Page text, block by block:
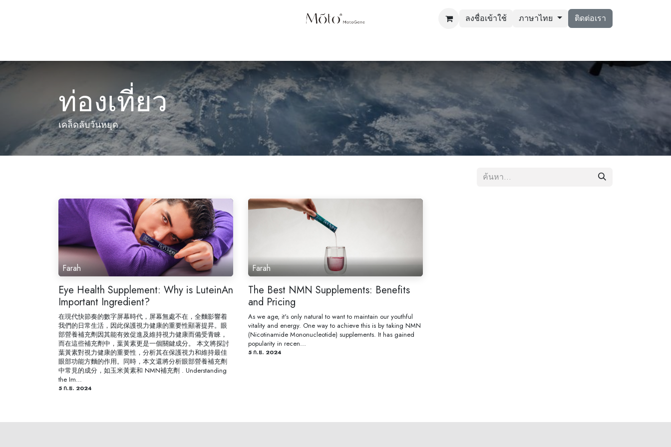
ลงชื่อเข้าใช้
ภาษาไทย ติดต่อเรา
ท่องเที่ยว
เคล็ดลับวันหยุด
Farah
Eye Health Supplement: Why is LuteinAn
Important Ingredient?
在現代快節奏的數字屏幕時代，屏幕無處不在，全麵影響着
我們的日常生活，因此保護視力健康的重要性顯著提昇。眼
部營養補充劑因其能有效促進及維持視力健康而備受青睞，
而在這些補充劑中，葉黃素更是一個關鍵成分。 本文將探討
葉黃素對視力健康的重要性，分析其在保護視力和維持最佳
眼部功能方麵的作用。同時，本文還將分析眼部營養補充劑
中常見的成分，如玉米黃素和 NMN補充劑 . Understanding
the Im...
5 ก.ย. 2024
Farah
The Best NMN Supplements: Benefits
and Pricing
As we age, it's only natural to want to maintain our youthful
vitality and energy. One way to achieve this is by taking NMN
(Nicotinamide Mononucleotide) supplements. It has gained
popularity in recen...
5 ก.ย. 2024